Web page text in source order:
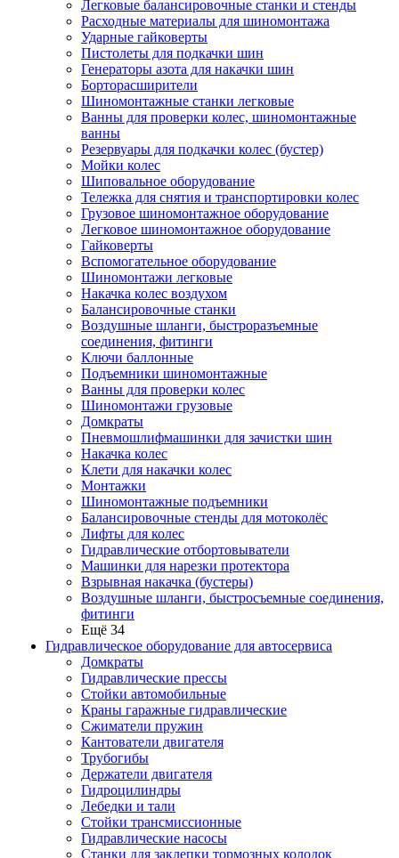
Легковые балансировочные станки и стенды
Расходные материалы для шиномонтажа
Ударные гайковерты
Пистолеты для подкачки шин
Генераторы азота для накачки шин
Борторасширители
Шиномонтажные станки легковые
Ванны для проверки колес, шиномонтажные
ванны
Резервуары для подкачки колес (бустер)
Мойки колес
Шиповальное оборудование
Тележка для снятия и транспортировки колес
Грузовое шиномонтажное оборудование
Легковое шиномонтажное оборудование
Гайковерты
Вспомогательное оборудование
Шиномонтажи легковые
Накачка колес воздухом
Балансировочные станки
Воздушные шланги, быстроразъемные
соединения, фитинги
Ключи баллонные
Подъемники шиномонтажные
Ванны для проверки колес
Шиномонтажи грузовые
Домкраты
Пневмошлифмашинки для зачистки шин
Накачка колес
Клети для накачки колес
Монтажки
Шиномонтажные подъемники
Балансировочные стенды для мотоколёс
Лифты для колес
Гидравлические отбортовыватели
Машинки для нарезки протектора
Взрывная накачка (бустеры)
Воздушные шланги, быстросъемные соединения,
фитинги
Ещё 34
Гидравлическое оборудование для автосервиса
Домкраты
Гидравлические прессы
Стойки автомобильные
Краны гаражные гидравлические
Сжиматели пружин
Кантователи двигателя
Трубогибы
Держатели двигателя
Гидроцилиндры
Лебедки и тали
Стойки трансмиссионные
Гидравлические насосы
Cтанки для заклепки тормозных колодок